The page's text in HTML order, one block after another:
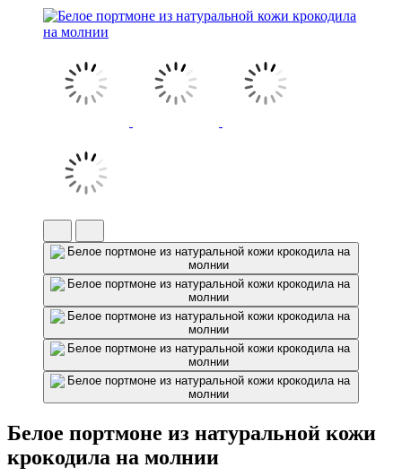
Белое портмоне из натуральной кожи
крокодила на молнии